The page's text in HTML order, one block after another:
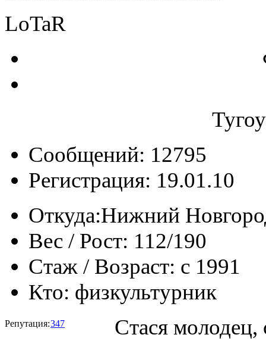
LoTaR
Сообщений: 12795
Регистрация: 19.01.10
Откуда:Нижний
Вес / Рост: 112/190
Стаж / Возраст: с 1991
Кто: физкультурник
Репутация:347 Стася